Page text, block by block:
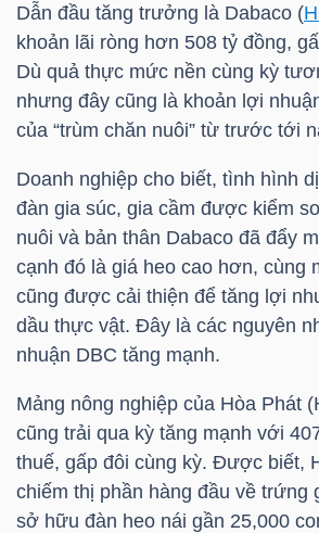
Dẫn đầu tăng trưởng là Dabaco (
khoản lãi ròng hơn 508 tỷ đồng,
Dù quả thực mức nền cùng kỳ
nhưng đây cũng là khoản lợi
của “trùm chăn nuôi” từ trước tới
Doanh nghiệp cho biết, tình hình
đàn gia súc, gia cầm được kiểm
nuôi và bản thân Dabaco đã đẩy
cạnh đó là giá heo cao hơn, cùng
cũng được cải thiện để tăng lợi
dầu thực vật. Đây là các nguyên
nhuận DBC tăng mạnh.
Mảng nông nghiệp của Hòa Phát (
cũng trải qua kỳ tăng mạnh với
thuế, gấp đôi cùng kỳ. Được biết,
chiếm thị phần hàng đầu về trứng
sở hữu đàn heo nái gần 25,000
NGHIỆP
PHÁI
PHIẾU
CÔNG